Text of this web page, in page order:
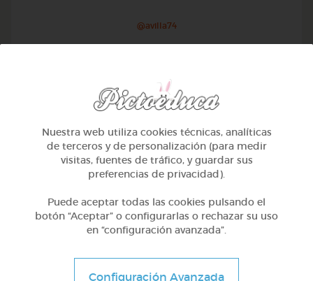
@avilla74
1º Primaria (6-7 años)
Geometría y fotografía
Nuestra web utiliza cookies técnicas, analíticas
de terceros y de personalización (para medir
visitas, fuentes de tráfico, y guardar sus
preferencias de privacidad).
Puede aceptar todas las cookies pulsando el
botón “Aceptar” o configurarlas o rechazar su uso
en “configuración avanzada”.
Configuración Avanzada